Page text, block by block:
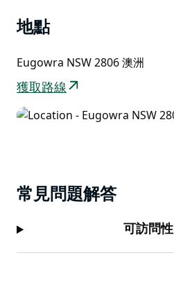
地點
Eugowra NSW 2806 澳洲
獲取路線
常見問題解答
可訪問性